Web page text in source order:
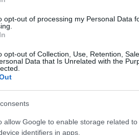
opt-out of processing my Personal Data
opt-out of Collection, Use, Retention,
Data that Is Unrelated with the
allow Google to enable storage related
identifiers in apps.
di celebrare “la grandezza
l’obiettivo di guardare avanti e
d’oggi, affinché tra 100
2025”.
Borgonzoni, ha aggiunto che
la “sorella minore” dell’arte
passato e nel plasmare le radici